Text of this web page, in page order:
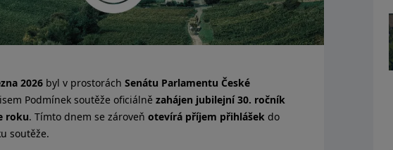
2026 byl v prostorách Senátu Parlamentu České
Podmínek soutěže oficiálně zahájen jubilejní 30. ročník
roku. Tímto dnem se zároveň otevírá příjem přihlášek do
soutěže.